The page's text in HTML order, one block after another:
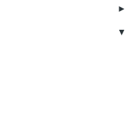
►
▼